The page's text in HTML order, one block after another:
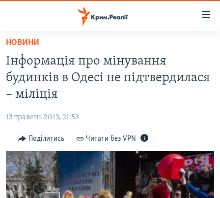
Перейти
основного
матеріалу
Перейти
основної
навігації
Перейти
до
пошуку
НОВИНИ
ВОДА.КРИМ
ВІДЕО ТА ФОТО
БЛОГИ
ПОГЛЯД
ІНТЕРВ'Ю
ВСЕ ЗА ДЕНЬ
СПЕЦПРОЕКТИ
НОВИНИ
Інформація про мінування
будинків в Одесі не підтвердилася
– міліція
13 травень 2013, 21:53
Поділитись Читати без VPN